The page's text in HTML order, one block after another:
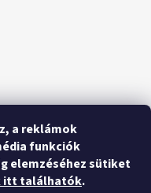
a reklámok
funkciók
elemzéséhez sütiket
itt találhatók.